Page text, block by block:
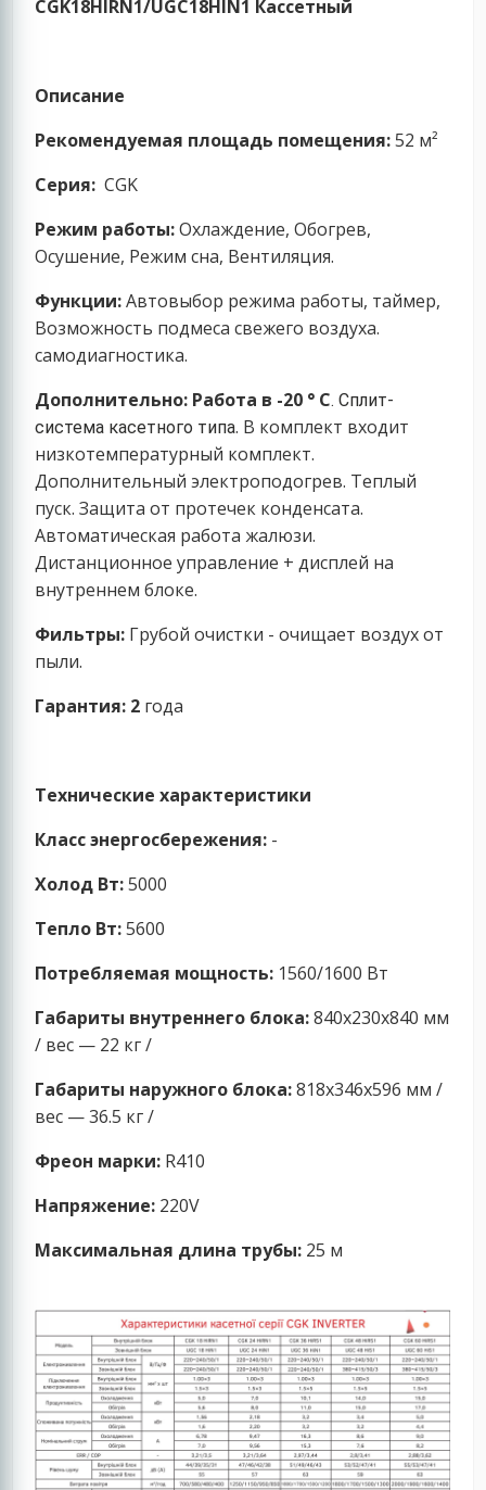
CGK18HIRN1/UGC18HIN1 Кассетный
Описание
Рекомендуемая площадь помещения:52 м²
Серия: СGK
Режим работы:Охлаждение, Обогрев,
Осушение, Режим сна, Вентиляция.
Функции:Автовыбор режима работы, таймер,
Возможность подмеса свежего воздуха.
самодиагностика.
Дополнительно: Работа в -20 ° С. Сплит-
система касетного типа. В комплект входит
низкотемпературный комплект.
Дополнительный электроподогрев. Теплый
пуск. Защита от протечек конденсата.
Автоматическая работа жалюзи.
Дистанционное управление + дисплей на
внутреннем блоке.
Фильтры: Грубой очистки - очищает воздух от
пыли.
Гарантия: 2 года
Технические характеристики
Класс энергосбережения: -
Холод Вт:5000
Тепло Вт:5600
Потребляемая мощность: 1560/1600 Вт
Габариты внутреннего блока:840x230x840 мм
/ вес — 22 кг /
Габариты наружного блока:818x346x596 мм /
вес — 36.5 кг /
Фреон марки: R410
Напряжение: 220V
Максимальная длина трубы: 25 м